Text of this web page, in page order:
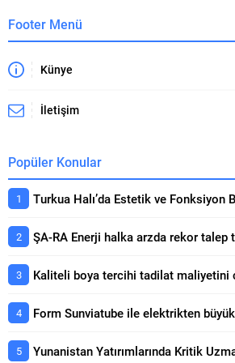
Footer Menü
Künye
İletişim
Popüler Konular
Turkua Halı’da Estetik ve Fonksiyon
ŞA-RA Enerji halka arzda rekor talep
Kaliteli boya tercihi tadilat maliyetini
Form Sunviatube ile elektrikten
Yunanistan Yatırımlarında Kritik